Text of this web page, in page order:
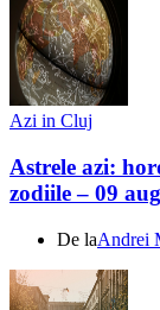
Azi in Cluj
Astrele azi:
zodiile – 09
De laAndrei